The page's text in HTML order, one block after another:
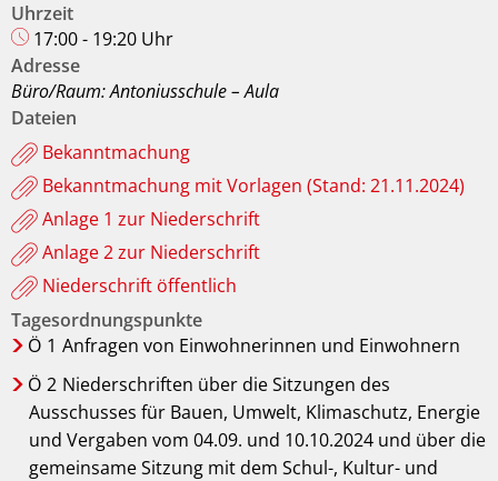
Uhrzeit
17:00 - 19:20 Uhr
Adresse
Büro/Raum: Antoniusschule – Aula
Dateien
Bekanntmachung
Bekanntmachung mit Vorlagen (Stand: 21.11.2024)
Anlage 1 zur Niederschrift
Anlage 2 zur Niederschrift
Niederschrift öffentlich
Tagesordnungspunkte
Ö 1 Anfragen von Einwohnerinnen und Einwohnern
Ö 2 Niederschriften über die Sitzungen des
Ausschusses für Bauen, Umwelt, Klimaschutz, Energie
und Vergaben vom 04.09. und 10.10.2024 und über die
gemeinsame Sitzung mit dem Schul-, Kultur- und